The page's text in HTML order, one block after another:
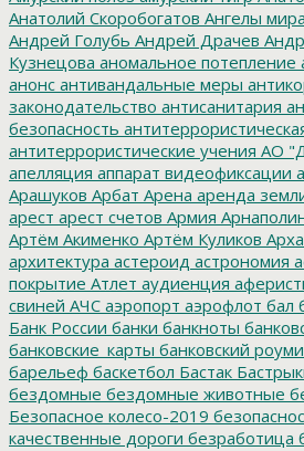
Анатолий Скоробогатов Ангелы мира
Андрей Голубь Андрей Драчев
Кузнецова аномальное потепление
анонс антивандальные меры
законодательство антисанитария
безопасность
антитеррористические учения АО
апелляция аппарат видеофиксации
Арашуков Арбат Арена аренда
арест арест счетов Армия
Артём Акименко Артём Куликов
архитектура астероид астрономия
покрытие Атлет аудиенция
свиней АЧС аэропорт аэрофлот бал
Банк России банки банкноты
банковские_карты банковский
барельеф баскетбол Бастак
бездомные бездомные животные
Безопасное колесо-2019
качественные дороги безработица